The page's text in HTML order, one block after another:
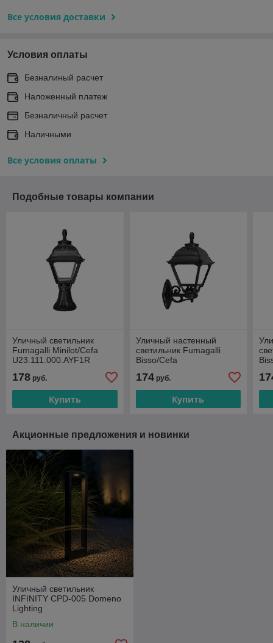
Все условия доставки
Условия оплаты
Безналиный расчет
Наложенный платеж
Безналичный расчет
Наличными
Все условия оплаты
Подобные товары компании
Уличный светильник
Fumagalli Minilot/Cefa
U23.111.000.AYF1R
178 руб.
Купить
Уличный настенный
светильник Fumagalli
Bisso/Cefa
174руб.
Купить
Акционные предложения и новинки
Уличный светильник
INFINITY CPD-005 Domeno
Lighting
В наличии